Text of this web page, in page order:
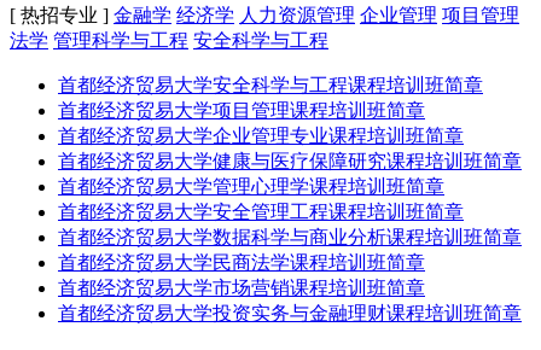
[ 热招专业 ] 金融学 经济学 人力资源管理 企业管理 项目管理
法学 管理科学与工程 安全科学与工程
首都经济贸易大学安全科学与工程课程培训班简章
首都经济贸易大学项目管理课程培训班简章
首都经济贸易大学企业管理专业课程培训班简章
首都经济贸易大学健康与医疗保障研究课程培训班简章
首都经济贸易大学管理心理学课程培训班简章
首都经济贸易大学安全管理工程课程培训班简章
首都经济贸易大学数据科学与商业分析课程培训班简章
首都经济贸易大学民商法学课程培训班简章
首都经济贸易大学市场营销课程培训班简章
首都经济贸易大学投资实务与金融理财课程培训班简章